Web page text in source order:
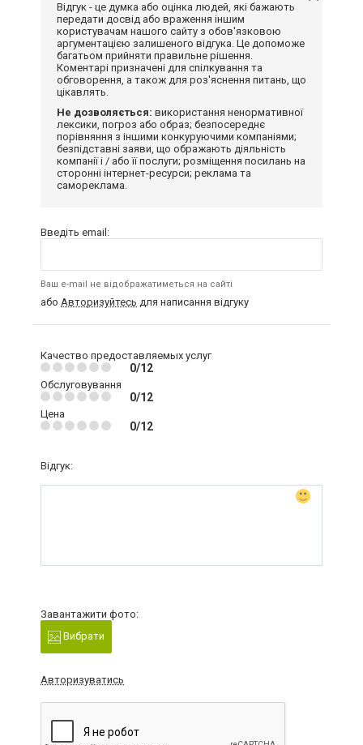
Відгук - це думка або оцінка людей, які бажають
передати досвід або враження іншим
користувачам нашого сайту з обов'язковою
аргументацією залишеного відгука. Це допоможе
багатьом прийняти правильне рішення.
Коментарі призначені для спілкування та
обговорення, а також для роз'яснення питань, що
цікавлять.
Не дозволяється: використання ненормативної
лексики, погроз або образ; безпосереднє
порівняння з іншими конкуруючими компаніями;
безпідставні заяви, що ображають діяльність
компанії і / або її послуги; розміщення посилань на
сторонні інтернет-ресурси; реклама та
самореклама.
Введіть email:
Ваш e-mail не відображатиметься на сайті
або Авторизуйтесь для написання відгуку
Качество предоставляемых услуг
0/12
Обслуговування
0/12
Цена
0/12
Відгук:
Завантажити фото:
Вибрати
Авторизуватись